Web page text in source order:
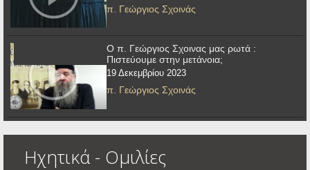
π. Γεώργιος Σχοινάς
Ο π. Γεώργιος Σχοινας μας ρωτά :
Πιστεύουμε στην μετάνοια;
19 Δεκεμβρίου 2023
π. Γεώργιος Σχοινάς
Ηχητικά - Ομιλίες